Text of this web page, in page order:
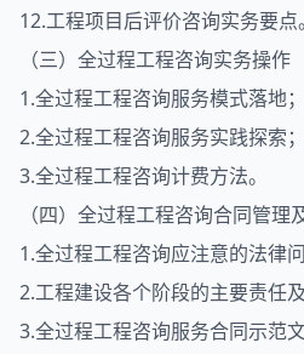
12.工程项目后评价咨询实务要点。
（三）全过程工程咨询实务操作
1.全过程工程咨询服务模式落地；
2.全过程工程咨询服务实践探索；
3.全过程工程咨询计费方法。
（四）全过程工程咨询合同管理
1.全过程工程咨询应注意的法律问
2.工程建设各个阶段的主要责任及
3.全过程工程咨询服务合同示范